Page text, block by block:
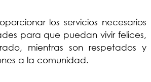
los servicios necesarios
para que puedan vivir felices,
mientras son respetados y
a la comunidad.